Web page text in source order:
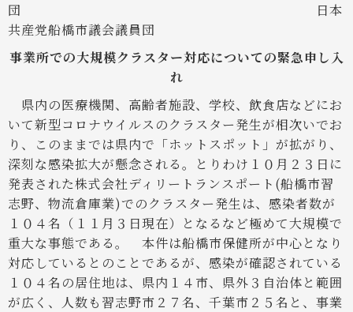
団 日本
共産党船橋市議会議員団
事業所での大規模クラスター対応についての緊急申し入
れ
県内の医療機関、高齢者施設、学校、飲食店などにお
いて新型コロナウイルスのクラスター発生が相次いでお
り、このままでは県内で「ホットスポット」が拡がり、
深刻な感染拡大が懸念される。とりわけ１０月２３日に
発表された株式会社ディリートランスポート(船橋市習
志野、物流倉庫業)でのクラスター発生は、感染者数が
１０４名（１１月３日現在）となるなど極めて大規模で
重大な事態である。
本件は船橋市保健所が中心となり
対応しているとのことであるが、感染が確認されている
１０４名の居住地は、県内１４市、県外３自治体と範囲
が広く、人数も習志野市２７名、千葉市２５名と、事業